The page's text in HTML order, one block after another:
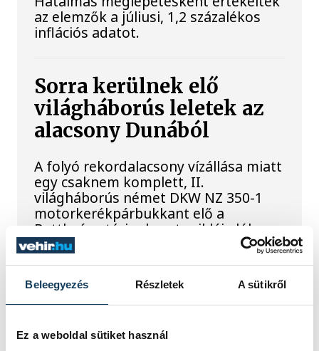
Beleegyezés Részletek A sütikről
Ez a weboldal sütiket használ
az elemzők a júliusi, 1,2 százalékos
inflációs adatot.
Sorra kerülnek elő
világháborús leletek az
alacsony Dunából
A folyó rekordalacsony vízállása miatt
egy csaknem komplett, II.
világháborús német DKW NZ 350-1
motorkerékpárbukkant elő a
Batthyány téri rakpart sziklái alól,
máshol pedig egy közel féltonnás brit
akna került elő.
történik, ha leáll Paks?